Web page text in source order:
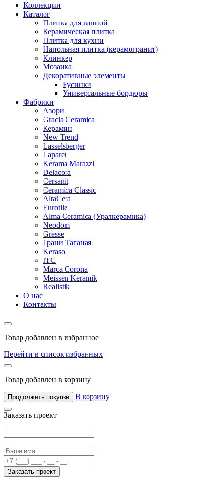
Коллекции
Каталог
Плитка для ванной
Керамическая плитка
Плитка для кухни
Напольная плитка (керамогранит)
Клинкер
Мозаика
Декоративные элементы
Бусинки
Универсальные бордюры
Фабрики
Азори
Gracia Ceramica
Керамин
New Trend
Lasselsberger
Laparet
Kerama Marazzi
Delacora
Cersanit
Ceramica Classic
AltaCera
Eurotile
Alma Ceramica (Уралкерамика)
Neodom
Gresse
Грани Таганая
Kerasol
ITC
Marca Corona
Meissen Keramik
Realistik
О нас
Контакты
Товар добавлен в избранное
Перейти в список избранных
Товар добавлен в корзину
Продолжить покупки В корзину
Заказать проект
Заказать проект